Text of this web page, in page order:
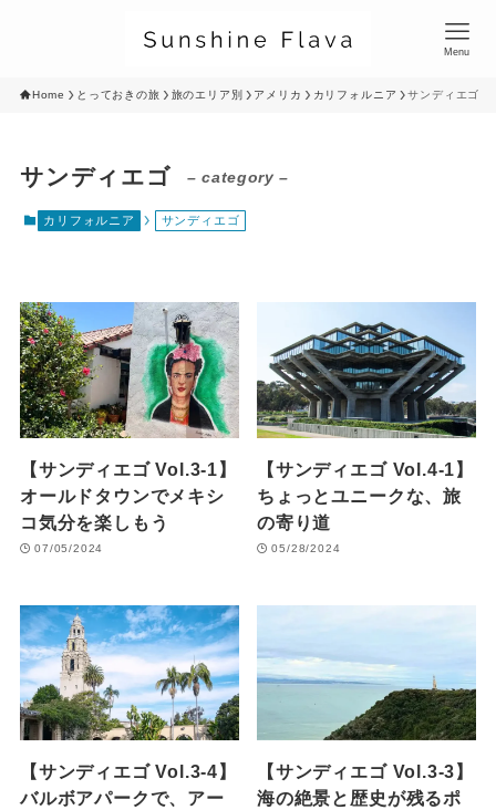
Menu
Home とっておきの旅 旅のエリア別 アメリカ カリフォルニア サンディエゴ
サンディエゴ – category –
カリフォルニア サンディエゴ
【サンディエゴ Vol.3-1】
オールドタウンでメキシ
コ気分を楽しもう
07/05/2024
【サンディエゴ Vol.4-1】
ちょっとユニークな、旅
の寄り道
05/28/2024
【サンディエゴ Vol.3-4】
バルボアパークで、アー
【サンディエゴ Vol.3-3】
海の絶景と歴史が残るポ